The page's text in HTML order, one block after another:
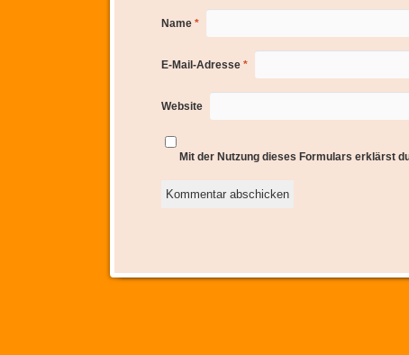
Name *
E-Mail-Adresse *
Website
Mit der Nutzung dieses Formulars erklärst